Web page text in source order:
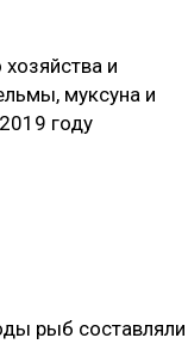
и
муксуна и
году
рыб составляли